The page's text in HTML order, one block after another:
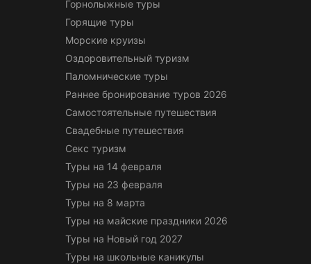
Горнолыжные туры
Горящие туры
Морские круизы
Оздоровительный туризм
Паломнические туры
Раннее бронирование туров 2026
Самостоятельные путешествия
Свадебные путешествия
Секс туризм
Туры на 14 февраля
Туры на 23 февраля
Туры на 8 марта
Туры на майские праздники 2026
Туры на Новый год 2027
Туры на школьные каникулы